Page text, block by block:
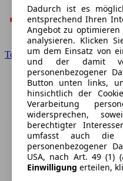
Toyota
Dadurch ist es
entsprechend Ihren
Angebot zu
analysieren. Klicken
um dem Einsatz von
und der damit
personenbezogener
Button unten links,
hinsichtlich der
Verarbeitung
widersprechen,
berechtigter
umfasst auch die
personenbezogener
USA, nach Art. 49 (1)
Einwilligung erteilen,